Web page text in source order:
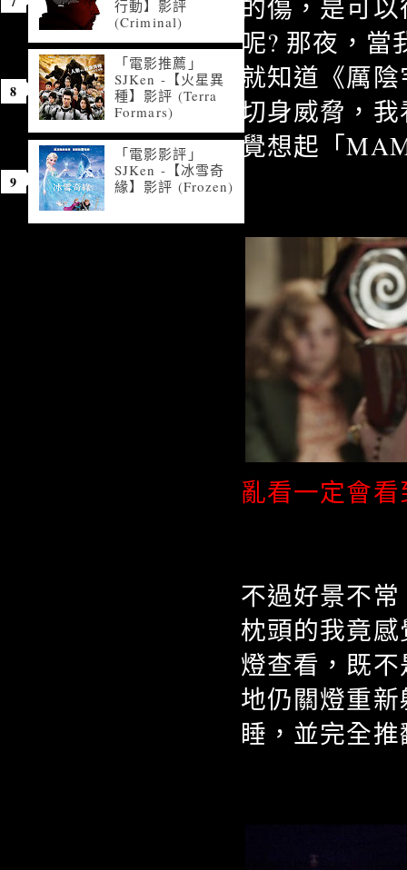
的傷，是可
呢? 那夜，當
就知道《厲
切身威脅，
覺想起「
亂看一定會
不過好景不
枕頭的我竟
燈查看，既
地仍關燈重
睡，並完全
行動】影評
(Criminal)
「電影推薦」
SJKen -【火星異
種】影評 (Terra
Formars)
「電影影評」
SJKen -【冰雪奇
緣】影評 (Frozen)